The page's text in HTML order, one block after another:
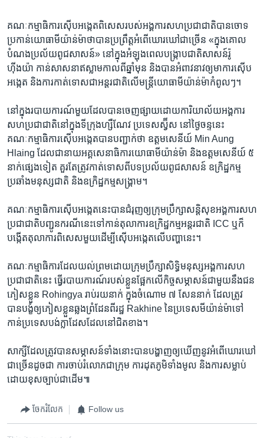
គណៈកម្មាធិការ​ស៊ើប​អង្កេត​ពិសេស​របស់​អង្គការ​សហប្រជាជាតិ​បាន​ចោទ​
ប្រកាន់​យោធា​មីយ៉ាន់ម៉ា​ថា​បាន​ប្រព្រឹត្ត​អំពើ​ឃោរឃៅ​ជា​ច្រើន «ក្នុង​គោល​
បំណង​ប្រល័យ​ពូជសាសន៍‍» នៅ​ក្នុង​អំឡុង​ពេល​បង្ក្រាប​ជាតិ​សាសន៍​រ៉ូ
ហ៊ីងយ៉ា កាន់​សាសនា​ឥស្លាម​កាល​ពី​ឆ្នាំ​មុន និង​បាន​អំពាវនាវ​ឲ្យ​មា​ការ​ស៊ើប​
អង្កេត និង​ការ​កាត់ទោស​ជា​អន្តរជាតិ​លើ​មន្ត្រី​យោធា​មីយ៉ាន់ម៉ា​កំពូលៗ។
នៅ​ក្នុង​របាយការណ៍​មួយ​ដែល​បាន​ចេញ​ផ្សាយ​ដោយ​ការិយាល័យ​អង្គការ​
សហប្រជាជាតិ​នៅ​ក្នុង​ទីក្រុង​ហ្សឺណែវ ប្រទេស​ស្វ៊ីស នៅ​ថ្ងៃ​ចន្ទ​នេះ
គណៈកម្មាធិការ​ស៊ើប​អង្កេត​បាន​បញ្ជាក់​ថា ឧត្ដមសេនីយ៍ Min Aung
Hlaing ដែល​ជា​នាយ​អគ្គសេនាធិការ​យោធា​មីយ៉ាន់ម៉ា និង​ឧត្ដមសេនីយ៍ ៥
នាក់​ផ្សេង​ទៀត គួរតែ​ត្រូវ​កាត់ទោស​ពី​បទ​ប្រល័យ​ពូជសាសន៍ ឧក្រិដ្ឋកម្ម​
ប្រឆាំង​មនុស្ស​ជាតិ និង​ឧក្រិដ្ឋកម្ម​សង្គ្រាម។
គណៈកម្មាធិការ​ស៊ើប​អង្កេត​នេះ​បាន​ជំរុញ​ឲ្យ​ក្រុម​ប្រឹក្សា​សន្តិសុខ​អង្គការ​សហ
ប្រជាជាតិ​បញ្ជូន​ករណី​នេះ​ទៅ​កាន់​តុលាការ​ឧក្រិដ្ឋកម្ម​អន្តរជាតិ ICC ឬ​ក៏​
បង្កើត​តុលាការ​ពិសេស​មួយ​ដើម្បី​ស៊ើប​អង្កេត​លើ​បញ្ហា​នេះ។
គណៈកម្មាធិការ​ដែល​យល់ព្រម​ដោយ​ក្រុម​ប្រឹក្សា​សិទ្ធិ​មនុស្ស​អង្គការ​សហ
ប្រជាជាតិ​នេះ ធ្វើ​របាយការណ៍​របស់​ខ្លួន​ផ្អែក​លើ​កិច្ច​សម្ភាសន៍​ជាមួយ​នឹង​ជន​
ភៀស​ខ្លួន Rohingya រាប់​រយ​នាក់ ក្នុង​ចំណោម ៧ សែន​នាក់ ដែល​ត្រូវ​
បាន​បង្ខំ​ឲ្យ​ភៀស​ខ្លួន​ឆ្លង​ព្រំដែន​ពី​រដ្ឋ Rakhine នៃ​ប្រទេស​មីយ៉ាន់ម៉ា​ទៅ​
កាន់​ប្រទេស​បង់ក្លាដែស​ដែល​នៅ​ជិត​ខាង។
សាក្សី​ដែល​ត្រូវ​បាន​សម្ភាសន៍​ទាំង​នោះ​បាន​បង្ហាញ​ឲ្យ​ឃើញ​នូវ​អំពើ​ឃោរឃៅ​
ជា​ច្រើន​ដូចជា ការ​ចាប់​រំលោភ​ជា​ក្រុម ការ​ដុត​ភូមិ​ទាំង​មូល និង​ការ​សម្លាប់​
ដោយ​ខុស​ច្បាប់​ជា​ដើម៕
ចែករំលែក Follow us